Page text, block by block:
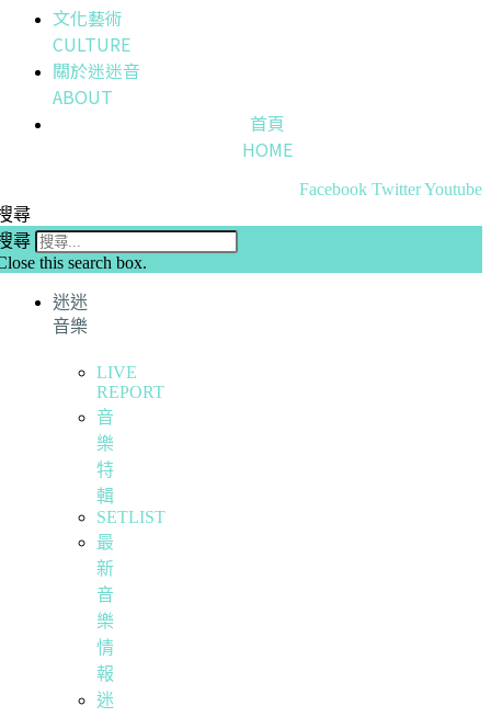
文化藝術
CULTURE
關於迷迷音
ABOUT
首頁
HOME
Facebook TwitterYoutube
尋
尋
this search box.
迷迷
音樂
LIVE
REPORT
音
樂
特
輯
SETLIST
最
新
音
樂
情
報
迷